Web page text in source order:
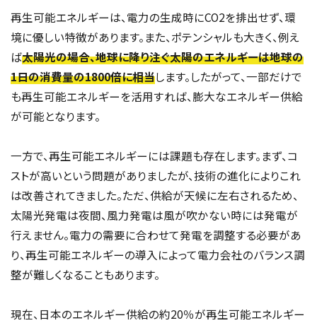
再生可能エネルギーは、電力の生成時にCO2を排出せず、環
境に優しい特徴があります。また、ポテンシャルも大きく、例え
ば太陽光の場合、地球に降り注ぐ太陽のエネルギーは地球の
1日の消費量の1800倍に相当します。したがって、一部だけで
も再生可能エネルギーを活用すれば、膨大なエネルギー供給
が可能となります。
一方で、再生可能エネルギーには課題も存在します。まず、コ
ストが高いという問題がありましたが、技術の進化によりこれ
は改善されてきました。ただ、供給が天候に左右されるため、
太陽光発電は夜間、風力発電は風が吹かない時には発電が
行えません。電力の需要に合わせて発電を調整する必要があ
り、再生可能エネルギーの導入によって電力会社のバランス調
整が難しくなることもあります。
現在、日本のエネルギー供給の約20％が再生可能エネルギー